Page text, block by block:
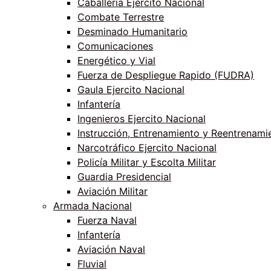
Caballería Ejercito Nacional
Combate Terrestre
Desminado Humanitario
Comunicaciones
Energético y Vial
Fuerza de Despliegue Rapido (FUDRA)
Gaula Ejercito Nacional
Infantería
Ingenieros Ejercito Nacional
Instrucción, Entrenamiento y
Narcotráfico Ejercito Nacional
Policía Militar y Escolta Militar
Guardia Presidencial
Aviación Militar
Armada Nacional
Fuerza Naval
Infantería
Aviación Naval
Fluvial